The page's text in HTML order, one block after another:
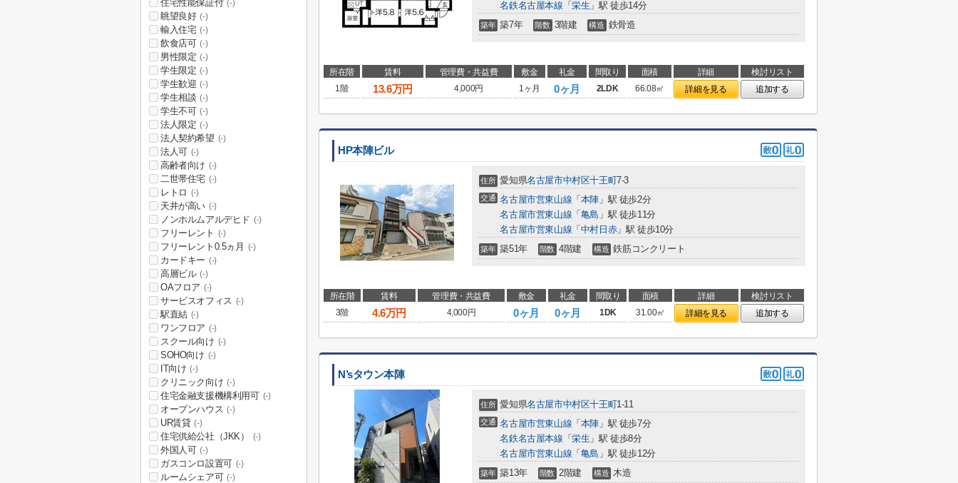
名鉄名古屋本線 「栄生 」駅 徒歩14分
築年 築7年 階数 3階建 構造 鉄骨造
所在階 賃料 管理費・共益費 敷金 礼金 間取り 面積 詳細
検討リスト
1階
13.6万円 4,000円 1ヶ月 0ヶ月 2LDK 66.08㎡ 詳細を見る 追加する
HP本陣ビル
住所 愛知県名古屋市中村区十王町7-3
交通 名古屋市営東山線 「 本陣 」駅 徒歩2分
名古屋市営東山線 「 亀島 」駅 徒歩11分
名古屋市営東山線 「 中村日赤」駅 徒歩10分
築年 築51年 階数 4階建 構造 鉄筋コンクリート
所在階 賃料 管理費・共益費 敷金 礼金 間取り 面積 詳細
検討リスト
3階
4.6万円 4,000円 0ヶ月 0ヶ月 1DK 31.00㎡ 詳細を見る 追加する
N’sタウン本陣
住所 愛知県名古屋市中村区十王町1-11
交通 名古屋市営東山線 「 本陣 」駅 徒歩7分
名鉄名古屋本線 「栄生 」駅 徒歩8分
名古屋市営東山線 「 亀島 」駅 徒歩12分
築年 築13年 階数 2階建 構造 木造
住宅性能保証付 (-)
眺望良好 (-)
輸入住宅 (-)
飲食店可 (-)
男性限定 (-)
学生限定 (-)
学生歓迎 (-)
学生相談 (-)
学生不可 (-)
法人限定 (-)
法人契約希望 (-)
法人可 (-)
高齢者向け (-)
二世帯住宅 (-)
レトロ (-)
天井が高い (-)
ノンホルムアルデヒド (-)
フリーレント (-)
フリーレント0.5ヵ月 (-)
カードキー (-)
高層ビル (-)
OAフロア (-)
サービスオフィス (-)
駅直結 (-)
ワンフロア (-)
スクール向け (-)
SOHO向け (-)
IT向け (-)
クリニック向け (-)
住宅金融支援機構利用可 (-)
オープンハウス (-)
UR賃貸 (-)
住宅供給公社（JKK） (-)
外国人可 (-)
ガスコンロ設置可 (-)
ルームシェア可 (-)